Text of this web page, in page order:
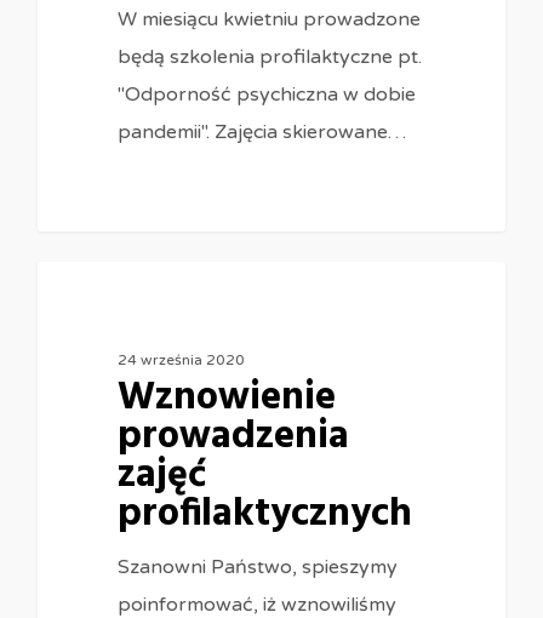
W miesiącu kwietniu prowadzone
będą szkolenia profilaktyczne pt.
"Odporność psychiczna w dobie
pandemii". Zajęcia skierowane…
24 września 2020
Wznowienie
prowadzenia
zajęć
profilaktycznych
Szanowni Państwo, spieszymy
poinformować, iż wznowiliśmy